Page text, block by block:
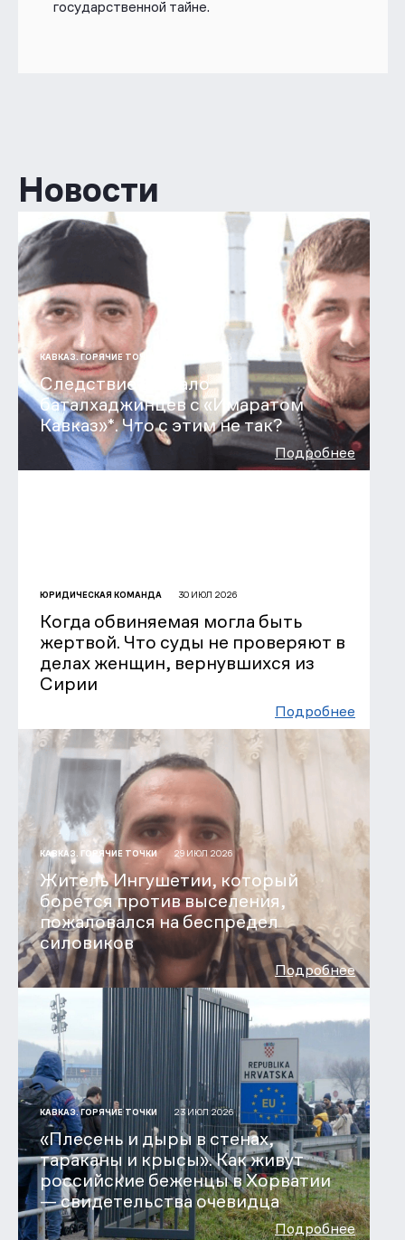
государственной тайне.
Новости
КАВКАЗ. ГОРЯЧИЕ ТОЧКИ
Следствие связало
баталхаджинцев с «Имаратом
Кавказ»*. Что с этим не так?
Подробнее
ЮРИДИЧЕСКАЯ КОМАНДА 30 ИЮЛ 2026
Когда обвиняемая могла быть
жертвой. Что суды не проверяют в
делах женщин, вернувшихся из
Сирии
Подробнее
КАВКАЗ. ГОРЯЧИЕ ТОЧКИ 29 ИЮЛ 2026
Житель Ингушетии, который
борется против выселения,
пожаловался на беспредел
силовиков
Подробнее
КАВКАЗ. ГОРЯЧИЕ ТОЧКИ 23 ИЮЛ 2026
«Плесень и дыры в стенах,
тараканы и крысы». Как живут
российские беженцы в Хорватии
— свидетельства очевидца
Подробнее